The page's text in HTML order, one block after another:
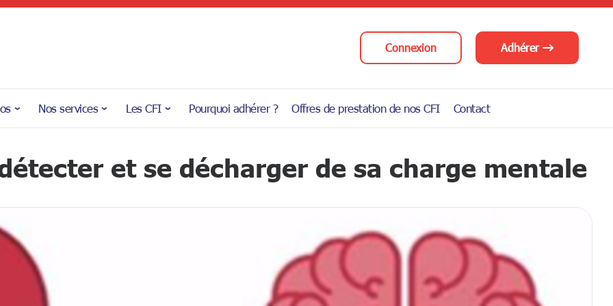
Connexion Adhérer
Nos services Les CFI Pourquoi adhérer ? Offres de prestation de nos CFI Contact
et se décharger de sa charge mentale